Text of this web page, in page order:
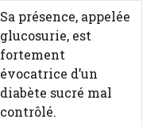
Sa présence, appelée
glucosurie, est
fortement
évocatrice d’un
diabète sucré mal
contrôlé.